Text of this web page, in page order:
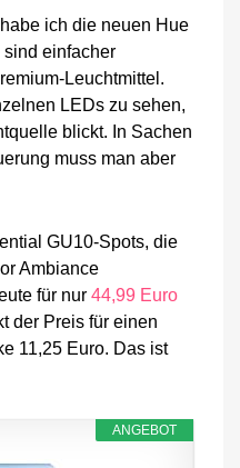
habe ich die neuen Hue
sind einfacher
Leuchtmittel.
LEDs zu sehen,
blickt. In Sachen
muss man aber
GU10-Spots, die
Ambiance
für nur 44,99 Euro
der Preis für einen
11,25 Euro. Das ist
ANGEBOT